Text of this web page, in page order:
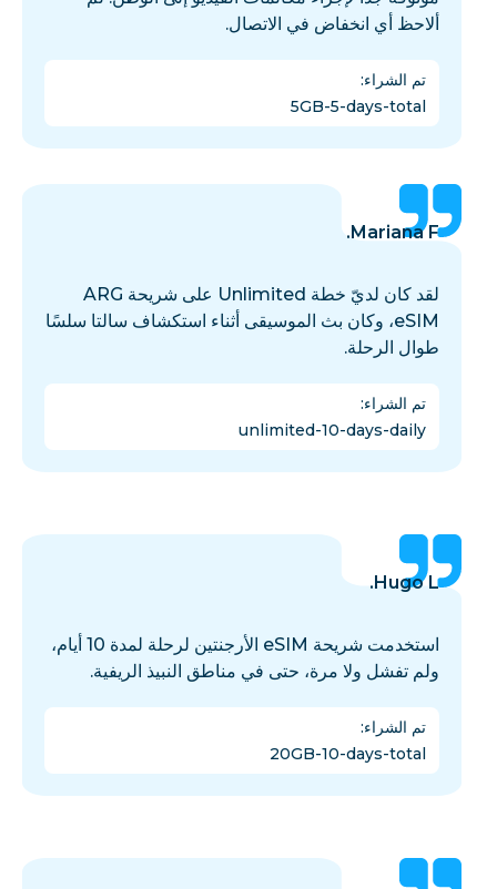
ألاحظ أي انخفاض في الاتصال.
تم الشراء:
5GB-5-days-total
Mariana F.
لقد كان لديّ خطة Unlimited على شريحة ARG
eSIM، وكان بث الموسيقى أثناء استكشاف سالتا سلسًا
طوال الرحلة.
تم الشراء:
unlimited-10-days-daily
Hugo L.
استخدمت شريحة eSIM الأرجنتين لرحلة لمدة 10 أيام،
ولم تفشل ولا مرة، حتى في مناطق النبيذ الريفية.
تم الشراء:
20GB-10-days-total